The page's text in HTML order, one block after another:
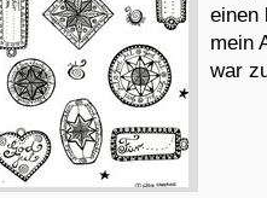
einen
mein
war